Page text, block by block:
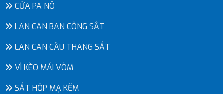
CỬA PA NÔ
LAN CAN BAN CÔNG SẮT
LAN CAN CẦU THANG SẮT
VÌ KÈO MÁI VÒM
SẮT HỘP MẠ KẼM